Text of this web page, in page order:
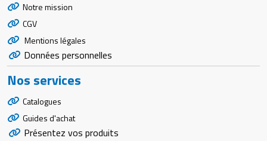
Notre mission
CGV
Mentions légales
Données personnelles
Nos services
Catalogues
Guides d'achat
Présentez vos produits